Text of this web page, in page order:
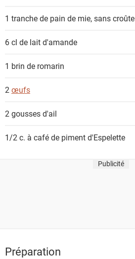
1 tranchede pain de mie, sans croûte
6 cl de lait d'amande
1 brin de romarin
2 œufs
2 gousses d'ail
1/2 c. à caféde piment d'Espelette
Publicité
Préparation